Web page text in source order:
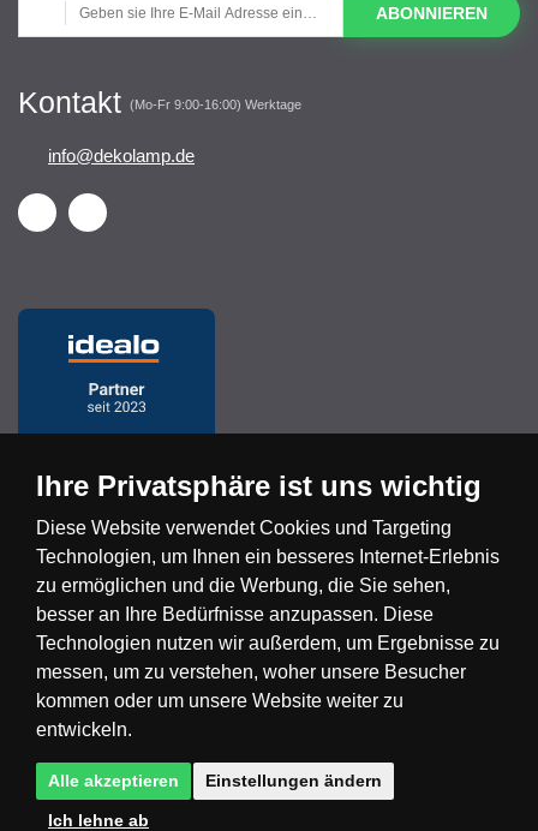
ABONNIEREN
Kontakt (Mo-Fr 9:00-16:00) Werktage
info@dekolamp.de
Česká republika Slovensko Deutschland
Magyarország Österreich België
Nederland
Ihre Privatsphäre ist uns wichtig
Diese Website verwendet Cookies und Targeting
Technologien, um Ihnen ein besseres Internet-Erlebnis
zu ermöglichen und die Werbung, die Sie sehen,
besser an Ihre Bedürfnisse anzupassen. Diese
Technologien nutzen wir außerdem, um Ergebnisse zu
messen, um zu verstehen, woher unsere Besucher
kommen oder um unsere Website weiter zu
entwickeln.
Alle akzeptieren Einstellungen ändern
Ich lehne ab